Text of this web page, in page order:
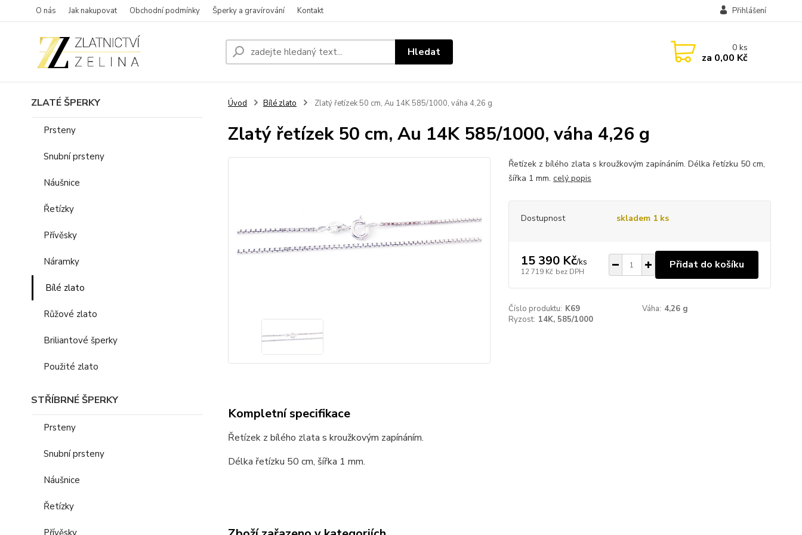
O nás Jak nakupovat Obchodní podmínky Šperky a gravírování Kontakt Přihlášení
Hledat 0ks
za 0,00 Kč
ZLATÉ ŠPERKY
Prsteny
Snubní prsteny
Náušnice
Řetízky
Přívěsky
Náramky
Bílé zlato
Růžové zlato
Briliantové šperky
Použité zlato
STŘÍBRNÉ ŠPERKY
Prsteny
Snubní prsteny
Náušnice
Řetízky
Přívěsky
Úvod Bílé zlato Zlatý řetízek 50 cm, Au 14K 585/1000, váha 4,26 g
Zlatý řetízek 50 cm, Au 14K 585/1000, váha 4,26 g
Řetízek z bílého zlata s kroužkovým zapínáním. Délka řetízku 50 cm,
šířka 1 mm. celý popis
Dostupnost skladem 1 ks
15 390 Kč/ks
12 719 Kč bez DPH
Přidat do košíku
Číslo produktu: K69 Váha: 4,26 g
Ryzost: 14K, 585/1000
Kompletní specifikace
Řetízek z bílého zlata s kroužkovým zapínáním.
Délka řetízku 50 cm, šířka 1 mm.